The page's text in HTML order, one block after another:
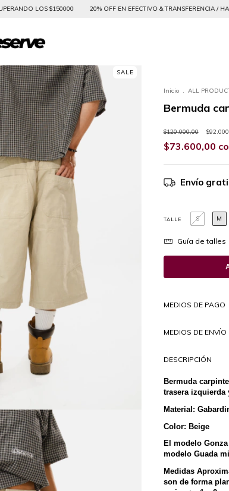
20% OFF EN EFECTIVO & TRANSFERENCIA / HASTA 9 CUOTAS SIN
Inicio . ALL
Bermuda
$120.000,00
$73.600,00
Envío
TALLE S M
Guía de talles
MEDIOS DE PAGO
MEDIOS DE ENVÍO
DESCRIPCIÓN
Bermuda
trasera izquierda
Material:
Color: Beige
El modelo
modelo Guada
Medidas
son de forma